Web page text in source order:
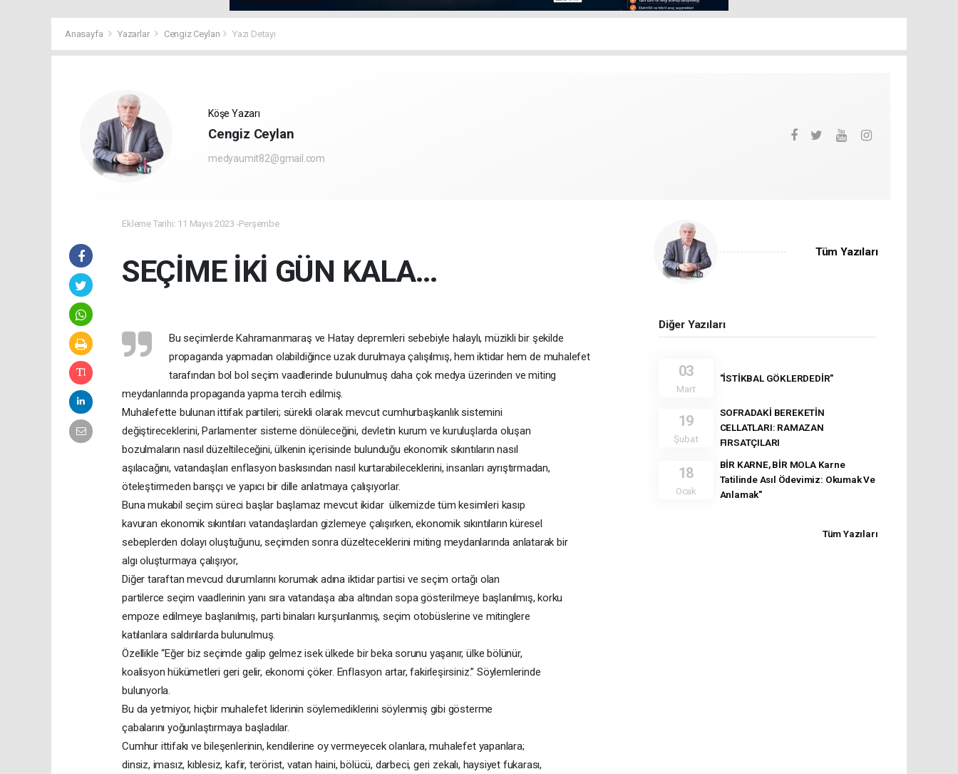
Anasayfa Yazarlar Cengiz Ceylan Yazı Detayı
Köşe Yazarı
Cengiz Ceylan
medyaumit82@gmail.com
Ekleme Tarihi: 11 Mayıs 2023 -Perşembe
SEÇİME İKİ GÜN KALA…
Bu seçimlerde Kahramanmaraş ve Hatay depremleri sebebiyle halaylı, müzikli bir şekilde
propaganda yapmadan olabildiğince uzak durulmaya çalışılmış, hem iktidar hem de muhalefet
tarafından bol bol seçim vaadlerinde bulunulmuş daha çok medya üzerinden ve miting
meydanlarında propaganda yapma tercih edilmiş.
Muhalefette bulunan ittifak partileri; sürekli olarak mevcut cumhurbaşkanlık sistemini
değiştireceklerini, Parlamenter sisteme dönüleceğini, devletin kurum ve kuruluşlarda oluşan
bozulmaların nasıl düzeltileceğini, ülkenin içerisinde bulunduğu ekonomik sıkıntıların nasıl
aşılacağını, vatandaşları enflasyon baskısından nasıl kurtarabileceklerini, insanları ayrıştırmadan,
öteleştirmeden barışçı ve yapıcı bir dille anlatmaya çalışıyorlar.
Buna mukabil seçim süreci başlar başlamaz mevcut ikidar ülkemizde tüm kesimleri kasıp
kavuran ekonomik sıkıntıları vatandaşlardan gizlemeye çalışırken, ekonomik sıkıntıların küresel
sebeplerden dolayı oluştuğunu, seçimden sonra düzelteceklerini miting meydanlarında anlatarak bir
algı oluşturmaya çalışıyor,
Diğer taraftan mevcud durumlarını korumak adına iktidar partisi ve seçim ortağı olan
partilerce seçim vaadlerinin yanı sıra vatandaşa aba altından sopa gösterilmeye başlanılmış, korku
empoze edilmeye başlanılmış, parti binaları kurşunlanmış, seçim otobüslerine ve mitinglere
katılanlara saldırılarda bulunulmuş.
Özellikle “Eğer biz seçimde galip gelmez isek ülkede bir beka sorunu yaşanır, ülke bölünür,
koalisyon hükümetleri geri gelir, ekonomi çöker. Enflasyon artar, fakirleşirsiniz.” Söylemlerinde
bulunyorla.
Bu da yetmiyor, hiçbir muhalefet liderinin söylemediklerini söylenmiş gibi gösterme
çabalarını yoğunlaştırmaya başladılar.
Cumhur ittifakı ve bileşenlerinin, kendilerine oy vermeyecek olanlara, muhalefet yapanlara;
dinsiz, imasız, kıblesiz, kafir, terörist, vatan haini, bölücü, darbeci, geri zekalı, haysiyet fukarası,
Tüm Yazıları
Diğer Yazıları
03
Mart
"İSTİKBAL GÖKLERDEDİR"
19
Şubat
SOFRADAKİ BEREKETİN
CELLATLARI: RAMAZAN
FIRSATÇILARI
18
Ocak
BİR KARNE, BİR MOLA Karne
Tatilinde Asıl Ödevimiz: Okumak Ve
Anlamak"
Tüm Yazıları